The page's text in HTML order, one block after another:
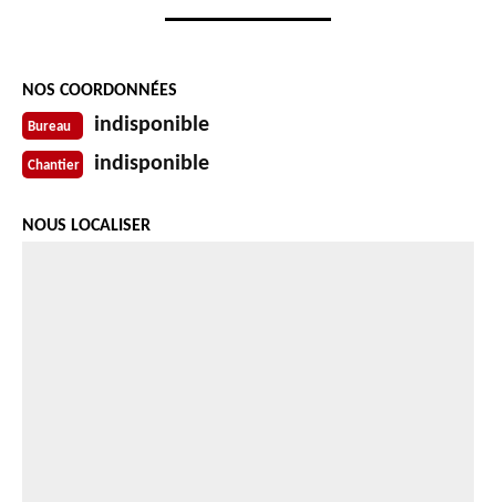
NOS COORDONNÉES
Bureau indisponible
Chantier indisponible
NOUS LOCALISER